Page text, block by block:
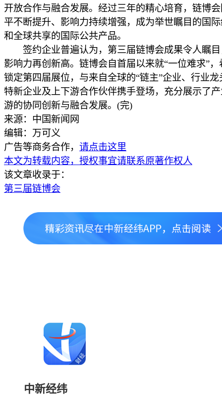
开放合作与融合发展。经过三年的精心培育，链博
平不断提升、影响力持续增强，成为举世瞩目的国
和全球共享的国际公共产品。
签约企业普遍认为，第三届链博会成果令人瞩目
影响力再创新高。链博会自首届以来就“一位难求”，
锁定第四届展位，与来自全球的“链主”企业、行业龙
特新企业及上下游合作伙伴携手登场，充分展示了
游的协同创新与融合发展。(完)
来源：中国新闻网
编辑：万可义
广告等商务合作， 请点击这里
本文为转载内容，授权事宜请联系原著作权人
该文章收录于：
第三届链博会
中新经纬